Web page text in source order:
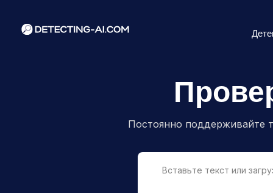
Постоянно поддерживайте